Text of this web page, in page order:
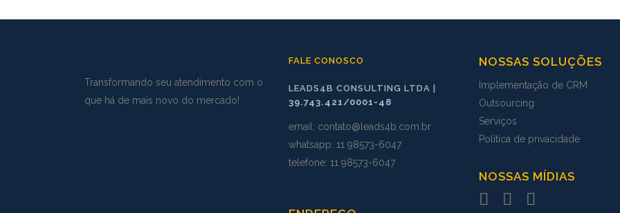
Transformando seu atendimento com o
que há de mais novo do mercado!
FALE CONOSCO
LEADS4B CONSULTING LTDA |
39.743.421/0001-48
email: contato@leads4b.com.br
whatsapp: 11 98573-6047
telefone: 11 98573-6047
NOSSAS SOLUÇÕES
Implementação de CRM
Outsourcing
Serviços
Política de privacidade
NOSSAS MÍDIAS